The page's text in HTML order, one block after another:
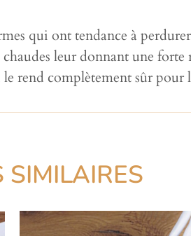
qui ont tendance à
leur donnant une
rend complètement sûr pour
SIMILAIRES